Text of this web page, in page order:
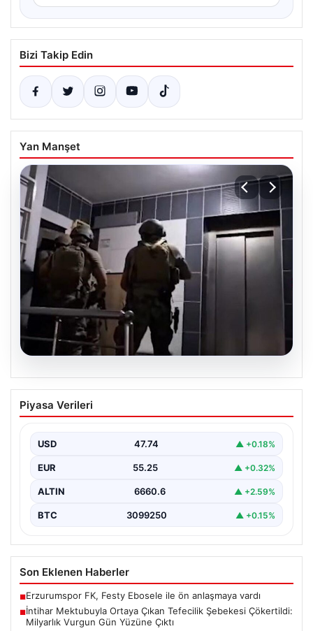
Bizi Takip Edin
Yan Manşet
07.08.2026
İntihar Mektubuyla Ortaya Çıkan
Tefecilik Şebekesi Çökertildi: Milyarlık
Elazığ’da tefecilere borçlandığını belirterek hayatına son
büyük…
Piyasa Verileri
USD 47.74 ▲ +0.18%
EUR 55.25 ▲ +0.32%
ALTIN 6660.6 ▲ +2.59%
BTC 3099250 ▲ +0.15%
Son Eklenen Haberler
■Erzurumspor FK, Festy Ebosele ile ön anlaşmaya vardı
■İntihar Mektubuyla Ortaya Çıkan Tefecilik Şebekesi Çökertildi:
Milyarlık Vurgun Gün Yüzüne Çıktı